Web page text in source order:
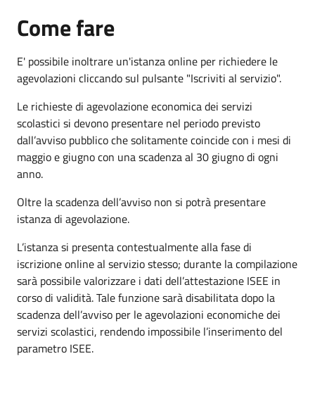
Come fare
E' possibile inoltrare un'istanza online per richiedere le
agevolazioni cliccando sul pulsante "Iscriviti al servizio".
Le richieste di agevolazione economica dei servizi
scolastici si devono presentare nel periodo previsto
dall’avviso pubblico che solitamente coincide con i mesi di
maggio e giugno con una scadenza al 30 giugno di ogni
anno.
Oltre la scadenza dell’avviso non si potrà presentare
istanza di agevolazione.
L’istanza si presenta contestualmente alla fase di
iscrizione online al servizio stesso; durante la compilazione
sarà possibile valorizzare i dati dell’attestazione ISEE in
corso di validità. Tale funzione sarà disabilitata dopo la
scadenza dell’avviso per le agevolazioni economiche dei
servizi scolastici, rendendo impossibile l’inserimento del
parametro ISEE.